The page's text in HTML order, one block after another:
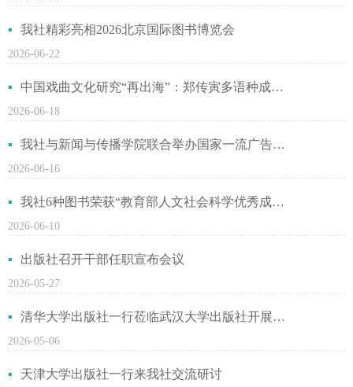
我社精彩亮相2026北京国际图书博览会
2026-06-22
中国戏曲文化研究“再出海”：郑传寅多语种成果在京发布
2026-06-18
我社与新闻与传播学院联合举办国家一流广告专业建设暨数字营销传播系列教材研讨会
2026-06-16
我社6种图书荣获“教育部人文社会科学优秀成果奖”
2026-06-10
出版社召开干部任职宣布会议
2026-05-27
清华大学出版社一行莅临武汉大学出版社开展交流调研
2026-05-06
天津大学出版社一行来我社交流研讨